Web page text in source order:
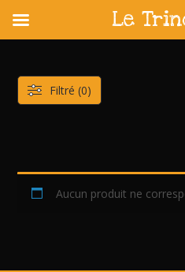
content
Aucun produit ne
Filtré (0)
Le